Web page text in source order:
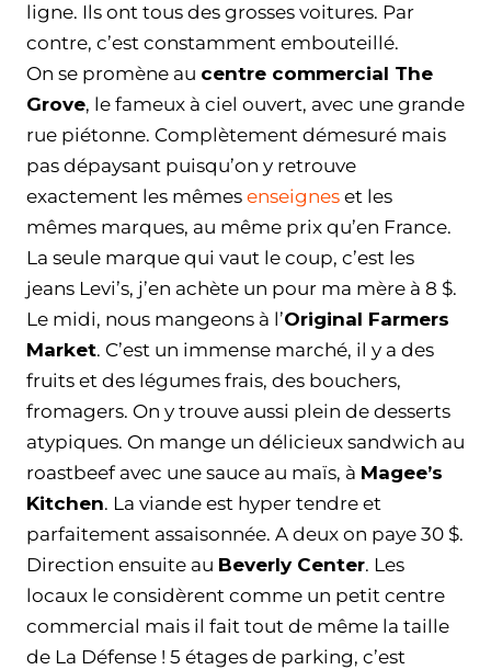
ligne. Ils ont tous des grosses voitures. Par
contre, c’est constamment embouteillé.
On se promène au centre commercial The
Grove, le fameux à ciel ouvert, avec une grande
rue piétonne. Complètement démesuré mais
pas dépaysant puisqu’on y retrouve
exactement les mêmes enseignes et les
mêmes marques, au même prix qu’en France.
La seule marque qui vaut le coup, c’est les
jeans Levi’s, j’en achète un pour ma mère à 8 $.
Le midi, nous mangeons à l’Original Farmers
Market. C’est un immense marché, il y a des
fruits et des légumes frais, des bouchers,
fromagers. On y trouve aussi plein de desserts
atypiques. On mange un délicieux sandwich au
roastbeef avec une sauce au maïs, à Magee’s
Kitchen. La viande est hyper tendre et
parfaitement assaisonnée. A deux on paye 30 $.
Direction ensuite au Beverly Center. Les
locaux le considèrent comme un petit centre
commercial mais il fait tout de même la taille
de La Défense ! 5 étages de parking, c’est